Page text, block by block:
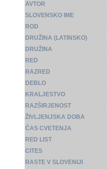
AVTOR
SLOVENSKO IME
ROD
DRUŽINA (LATINSKO)
DRUŽINA
RED
RAZRED
DEBLO
KRALJESTVO
RAZŠIRJENOST
ŽIVLJENJSKA DOBA
ČAS CVETENJA
RED LIST
CITES
RASTE V SLOVENIJI